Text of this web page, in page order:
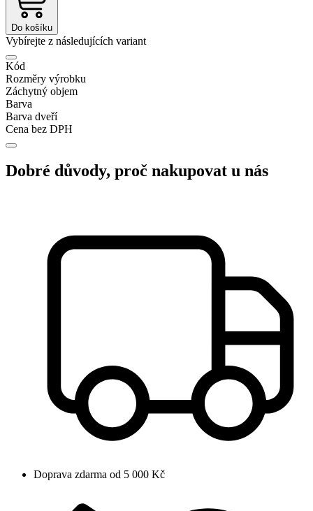
Do košíku
Vybírejte z následujících variant
Kód
Rozměry výrobku
Záchytný objem
Barva
Barva dveří
Cena bez DPH
Dobré důvody, proč nakupovat u nás
Doprava zdarma od 5 000 Kč